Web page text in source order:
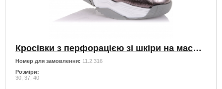
Кросівки з перфорацією зі шкіри на масивній підошві
Номер для замовлення: 11.2.316
Розміри:
30, 37, 40